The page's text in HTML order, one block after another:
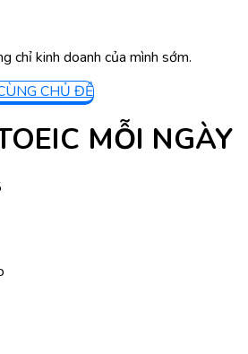
chỉ kinh doanh của mình sớm.
CHỦ ĐỀ
MỖI NGÀY